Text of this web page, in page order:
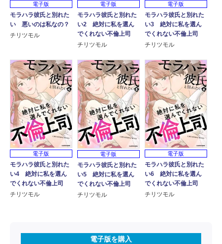
電子版
モラハラ彼氏と別れた
い 悪いのは私なの？
チリツモル
電子版
モラハラ彼氏と別れた
い2 絶対に私を選ん
でくれない不倫上司
チリツモル
電子版
モラハラ彼氏と別れた
い3 絶対に私を選ん
でくれない不倫上司
チリツモル
電子版
モラハラ彼氏と別れた
い4 絶対に私を選ん
でくれない不倫上司
チリツモル
電子版
モラハラ彼氏と別れた
い5 絶対に私を選ん
でくれない不倫上司
チリツモル
電子版
モラハラ彼氏と別れた
い6 絶対に私を選ん
でくれない不倫上司
チリツモル
電子版を購入